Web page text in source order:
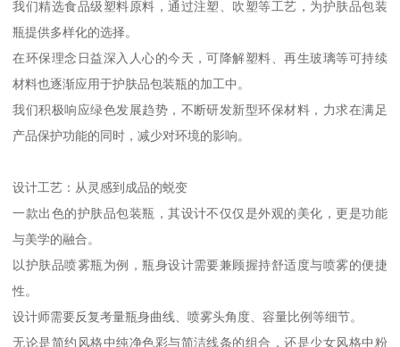
我们精选食品级塑料原料，通过注塑、吹塑等工艺，为护肤品包装
瓶提供多样化的选择。
在环保理念日益深入人心的今天，可降解塑料、再生玻璃等可持续
材料也逐渐应用于护肤品包装瓶的加工中。
我们积极响应绿色发展趋势，不断研发新型环保材料，力求在满足
产品保护功能的同时，减少对环境的影响。
设计工艺：从灵感到成品的蜕变
一款出色的护肤品包装瓶，其设计不仅仅是外观的美化，更是功能
与美学的融合。
以护肤品喷雾瓶为例，瓶身设计需要兼顾握持舒适度与喷雾的便捷
性。
设计师需要反复考量瓶身曲线、喷雾头角度、容量比例等细节。
无论是简约风格中纯净色彩与简洁线条的组合，还是少女风格中粉